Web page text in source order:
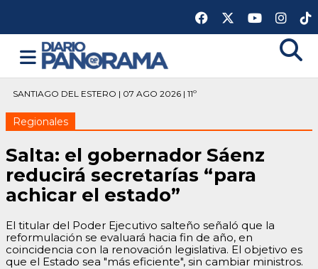
SANTIAGO DEL ESTERO | 07 AGO 2026 | 11º
Regionales
Salta: el gobernador Sáenz
reducirá secretarías “para
achicar el estado”
El titular del Poder Ejecutivo salteño señaló que la
reformulación se evaluará hacia fin de año, en
coincidencia con la renovación legislativa. El objetivo es
que el Estado sea "más eficiente", sin cambiar ministros.